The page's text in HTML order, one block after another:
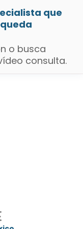
que
o busca
consulta.